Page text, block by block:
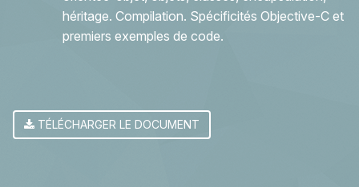
héritage. Compilation. Spécificités Objective-C et
premiers exemples de code.
TÉLÉCHARGER LE DOCUMENT